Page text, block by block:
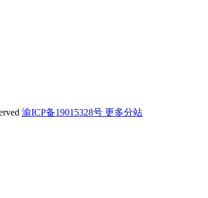
渝ICP备19015328号 更多分站